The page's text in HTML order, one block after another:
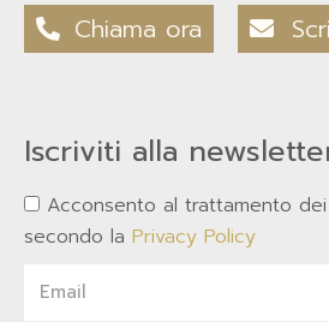
Chiama ora
Iscriviti alla
Acconsento al trattamento
secondo la Privacy Policy